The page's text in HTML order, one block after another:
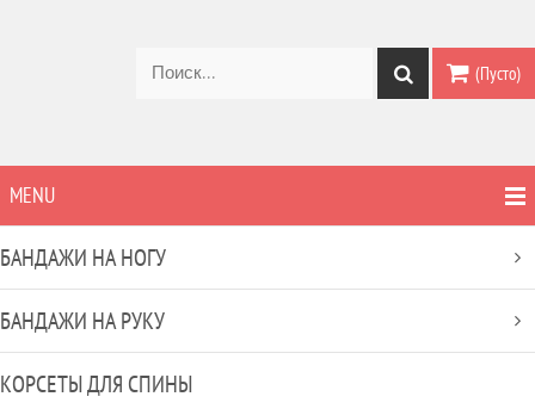
(Пусто)
MENU
БАНДАЖИ НА НОГУ
БАНДАЖИ НА РУКУ
КОРСЕТЫ ДЛЯ СПИНЫ